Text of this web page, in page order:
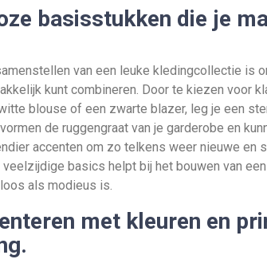
basisstukken die je
van een leuke kledingcollectie is
kunt combineren. Door te kiezen voor
blouse of een zwarte blazer, leg je een
de ruggengraat van je garderobe en
accenten om zo telkens weer nieuwe en
basics helpt bij het bouwen van
als modieus is.
met kleuren en